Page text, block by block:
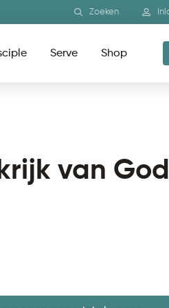
Zoeken
Serve Shop
van God